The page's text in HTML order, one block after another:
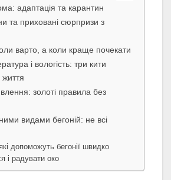
адаптація та карантин
та приховані сюрпризи з
варто, а коли краще почекати
і вологість: три кити
золоті правила без
видами бегоній: не всі
допоможуть бегонії швидко
і радувати око